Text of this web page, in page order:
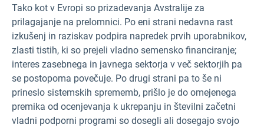
Tako kot v Evropi so prizadevanja Avstralije za
prilagajanje na prelomnici. Po eni strani nedavna rast
izkušenj in raziskav podpira napredek prvih uporabnikov,
zlasti tistih, ki so prejeli vladno semensko financiranje;
interes zasebnega in javnega sektorja v več sektorjih pa
se postopoma povečuje. Po drugi strani pa to še ni
prineslo sistemskih sprememb, prišlo je do omejenega
premika od ocenjevanja k ukrepanju in številni začetni
vladni podporni programi so dosegli ali dosegajo svojo